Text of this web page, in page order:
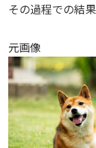
その過程での結
元画像